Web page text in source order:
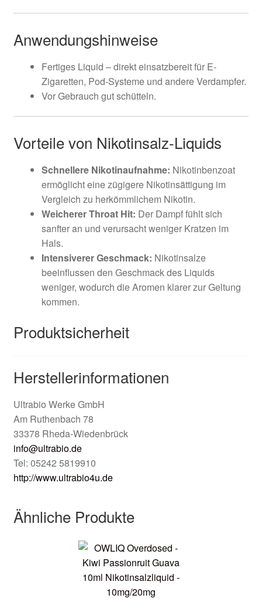
Anwendungshinweise
Fertiges Liquid – direkt einsatzbereit für E-
Zigaretten, Pod-Systeme und andere Verdampfer.
Vor Gebrauch gut schütteln.
Vorteile von Nikotinsalz-Liquids
Schnellere Nikotinaufnahme: Nikotinbenzoat
ermöglicht eine zügigere Nikotinsättigung im
Vergleich zu herkömmlichem Nikotin.
Weicherer Throat Hit: Der Dampf fühlt sich
sanfter an und verursacht weniger Kratzen im
Hals.
Intensiverer Geschmack: Nikotinsalze
beeinflussen den Geschmack des Liquids
weniger, wodurch die Aromen klarer zur Geltung
kommen.
Produktsicherheit
Herstellerinformationen
Ultrabio Werke GmbH
Am Ruthenbach 78
33378 Rheda-Wiedenbrück
info@ultrabio.de
Tel: 05242 5819910
http://www.ultrabio4u.de
Ähnliche Produkte